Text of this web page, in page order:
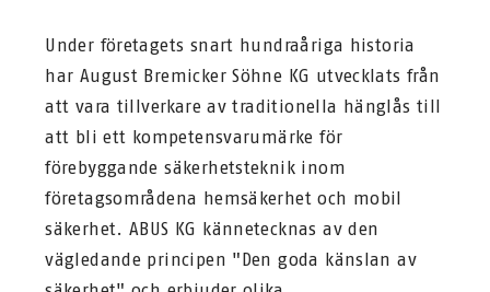
Under företagets snart hundraåriga historia
har August Bremicker Söhne KG utvecklats från
att vara tillverkare av traditionella hänglås till
att bli ett kompetensvarumärke för
förebyggande säkerhetsteknik inom
företagsområdena hemsäkerhet och mobil
säkerhet. ABUS KG kännetecknas av den
vägledande principen "Den goda känslan av